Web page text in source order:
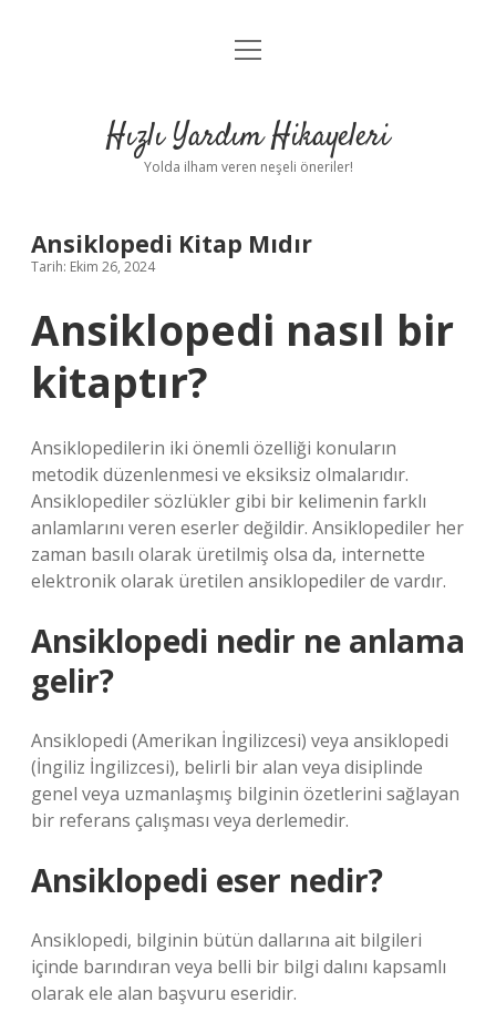
Anasayfa
Yasal Uyarı
menüyü
Hızlı Yardım Hikayeleri
Yolda ilham veren neşeli öneriler!
Ansiklopedi Kitap Mıdır
Tarih: Ekim 26, 2024
Ansiklopedi nasıl bir
kitaptır?
Ansiklopedilerin iki önemli özelliği konuların
metodik düzenlenmesi ve eksiksiz olmalarıdır.
Ansiklopediler sözlükler gibi bir kelimenin farklı
anlamlarını veren eserler değildir. Ansiklopediler her
zaman basılı olarak üretilmiş olsa da, internette
elektronik olarak üretilen ansiklopediler de vardır.
Ansiklopedi nedir ne anlama
gelir?
Ansiklopedi (Amerikan İngilizcesi) veya ansiklopedi
(İngiliz İngilizcesi), belirli bir alan veya disiplinde
genel veya uzmanlaşmış bilginin özetlerini sağlayan
bir referans çalışması veya derlemedir.
Ansiklopedi eser nedir?
Ansiklopedi, bilginin bütün dallarına ait bilgileri
içinde barındıran veya belli bir bilgi dalını kapsamlı
olarak ele alan başvuru eseridir.